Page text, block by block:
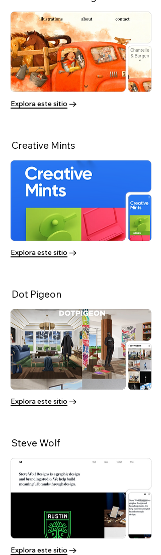
Explora este sitio
Creative Mints
Explora este sitio
Dot Pigeon
Explora este sitio
Steve Wolf
Explora este sitio